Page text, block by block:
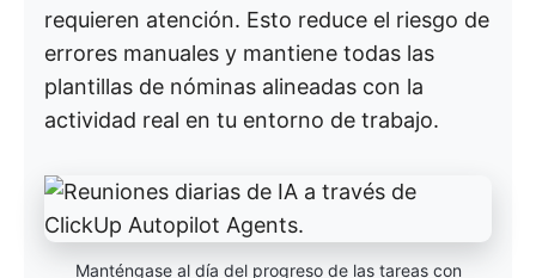
requieren atención. Esto reduce el riesgo de
errores manuales y mantiene todas las
plantillas de nóminas alineadas con la
actividad real en tu entorno de trabajo.
Manténgase al día del progreso de las tareas con